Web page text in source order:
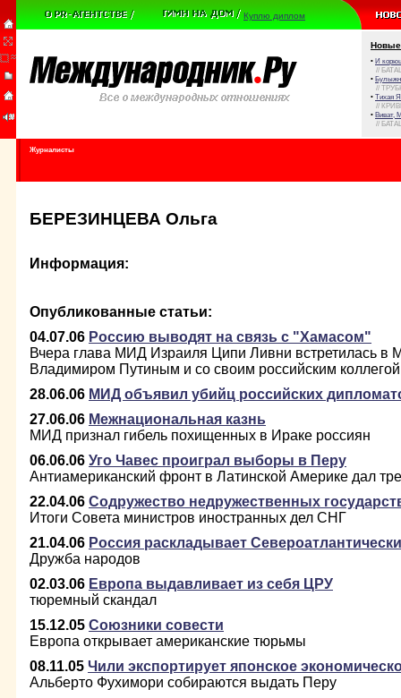
Куплю диплом
Новые
• И
//
•
//
• Тихая
//
• Виват,
//
Журналисты
БЕРЕЗИНЦЕВА Ольга
Информация:
Опубликованные статьи:
04.07.06 Россию выводят на связь с "Хамасом"
Вчера глава МИД Израиля Ципи Ливни встретилась в
Владимиром Путиным и со своим российским
28.06.06 МИД объявил убийц российских
27.06.06 Межнациональная казнь
МИД признал гибель похищенных в Ираке россиян
06.06.06 Уго Чавес проиграл выборы в Перу
Антиамериканский фронт в Латинской Америке дал
22.04.06 Содружество недружественных
Итоги Совета министров иностранных дел СНГ
21.04.06 Россия раскладывает
Дружба народов
02.03.06 Европа выдавливает из себя ЦРУ
тюремный скандал
15.12.05 Союзники совести
Европа открывает американские тюрьмы
08.11.05 Чили экспортирует японское
Альберто Фухимори собираются выдать Перу